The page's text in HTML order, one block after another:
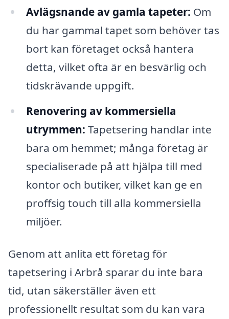
Avlägsnande av gamla tapeter: Om
du har gammal tapet som behöver tas
bort kan företaget också hantera
detta, vilket ofta är en besvärlig och
tidskrävande uppgift.
Renovering av kommersiella
utrymmen: Tapetsering handlar inte
bara om hemmet; många företag är
specialiserade på att hjälpa till med
kontor och butiker, vilket kan ge en
proffsig touch till alla kommersiella
miljöer.
Genom att anlita ett företag för
tapetsering i Arbrå sparar du inte bara
tid, utan säkerställer även ett
professionellt resultat som du kan vara